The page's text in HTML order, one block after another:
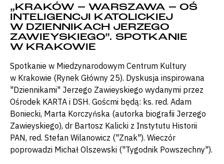
„KRAKÓW – WARSZAWA – OŚ
INTELIGENCJI KATOLICKIEJ
W DZIENNIKACH JERZEGO
ZAWIEYSKIEGO”. SPOTKANIE
W KRAKOWIE
Spotkanie w Miedzynarodowym Centrum Kultury
w Krakowie (Rynek Główny 25). Dyskusja inspirowana
"Dziennikami" Jerzego Zawieyskiego wydanymi przez
Ośrodek KARTA i DSH. Goścmi będą: ks. red. Adam
Boniecki, Marta Korczyńska (autorka biografii Jerzego
Zawieyskiego), dr Bartosz Kalicki z Instytutu Historii
PAN, red. Stefan Wilanowicz ("Znak"). Wieczór
poprowadzi Michał Olszewski ("Tygodnik Powszechny").